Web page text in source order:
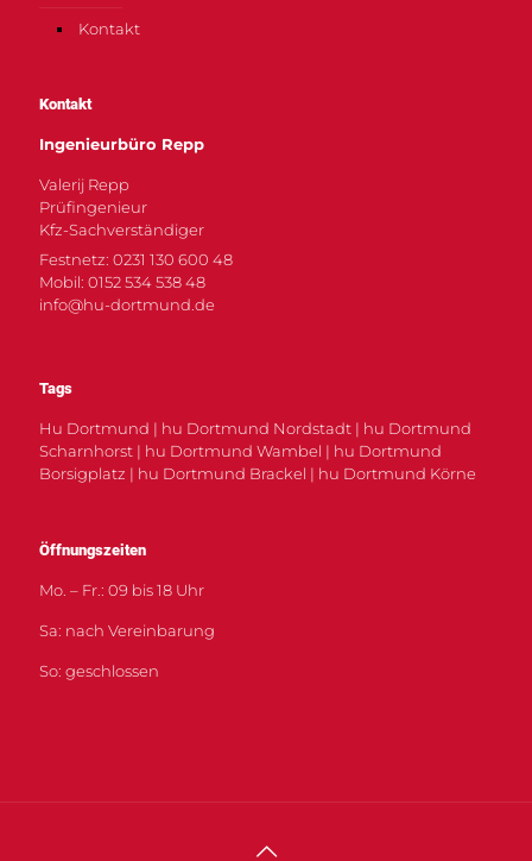
Kontakt
Kontakt
Ingenieurbüro Repp
Valerij Repp
Prüfingenieur
Kfz-Sachverständiger
Festnetz: 0231 130 600 48
Mobil: 0152 534 538 48
info@hu-dortmund.de
Tags
Hu Dortmund | hu Dortmund Nordstadt | hu Dortmund
Scharnhorst | hu Dortmund Wambel | hu Dortmund
Borsigplatz | hu Dortmund Brackel | hu Dortmund Körne
Öffnungszeiten
Mo. – Fr.: 09 bis 18 Uhr
Sa: nach Vereinbarung
So: geschlossen